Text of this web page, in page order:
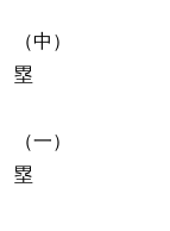
（中） 秋
塁
（一） 松
塁